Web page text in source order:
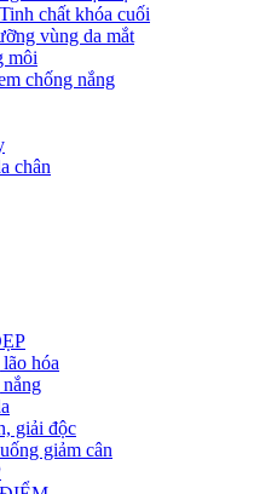
chất khóa cuối
vùng da mắt
môi
chống nắng
chân
hóa
giải độc
giảm cân